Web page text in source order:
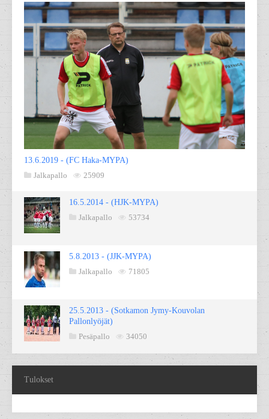
13.6.2019 - (FC Haka-MYPA)
Jalkapallo
25909
16.5.2014 - (HJK-MYPA)
Jalkapallo
53734
5.8.2013 - (JJK-MYPA)
Jalkapallo
71805
25.5.2013 - (Sotkamon Jymy-Kouvolan
Pallonlyöjät)
Pesäpallo
34050
Tulokset